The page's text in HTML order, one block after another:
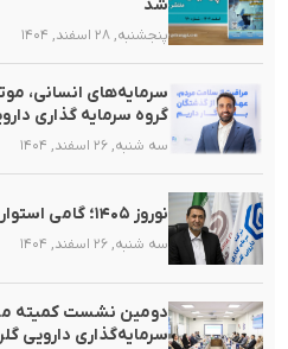
شد
پنجشنبه, ۲۸ اسفند, ۱۴۰۴
سرمایه‌های انسانی،
گروه سرمایه گذاری
سه شنبه, ۲۶ اسفند, ۱۴۰۴
نوروز ۱۴۰۵؛ گامی استوار در مسیر سربلندی و شکوفایی
سه شنبه, ۲۶ اسفند, ۱۴۰۴
دومین نشست کمیته
سرمایه‌گذاری دارویی